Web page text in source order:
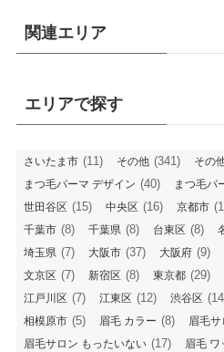
関連エリア
エリアで探す
さいたま市 (11) その他 (341) その
まつ毛パーマ デザイン (40) まつ毛パ
世田谷区 (15) 中央区 (16) 京都市
千葉市 (8) 千葉県 (8) 台東区 (8)
埼玉県 (7) 大阪市 (37) 大阪府 (9)
文京区 (7) 新宿区 (8) 東京都 (29)
江戸川区 (7) 江東区 (12) 渋谷区
相模原市 (5) 眉毛 カラー (8) 眉毛
眉毛サロン もったいない (17) 眉毛 ワ